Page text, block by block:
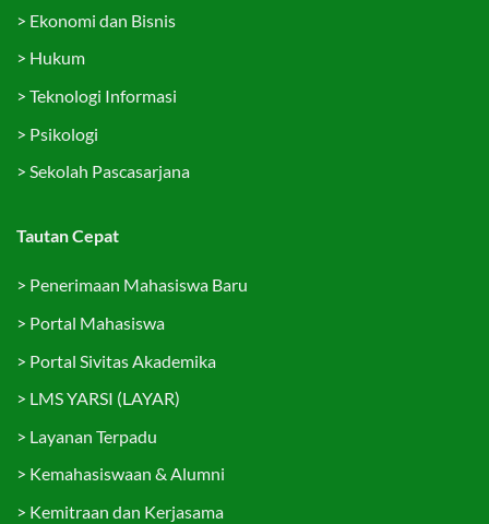
> Ekonomi dan Bisnis
> Hukum
> Teknologi Informasi
> Psikologi
> Sekolah Pascasarjana
Tautan Cepat
> Penerimaan Mahasiswa Baru
> Portal Mahasiswa
> Portal Sivitas Akademika
> LMS YARSI (LAYAR)
> Layanan Terpadu
> Kemahasiswaan & Alumni
> Kemitraan dan Kerjasama